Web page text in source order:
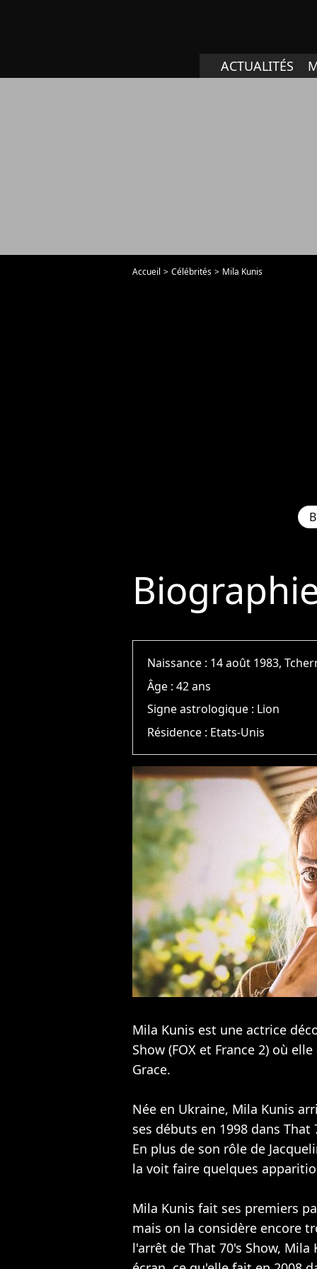
ACTUALITÉS
Accueil Célébrités Mila Kunis
Naissance : 14 août 1983,
Âge :42 ans
Signe astrologique : Lion
Résidence : Etats-Unis
Mila Kunis est une actrice
Show (FOX et France 2) où
Grace.
Née en Ukraine, Mila Kunis
ses débuts en 1998 dans
En plus de son rôle de
la voit faire quelques
Mila Kunis fait ses premiers
mais on la considère encore
l'arrêt de That 70's Show,